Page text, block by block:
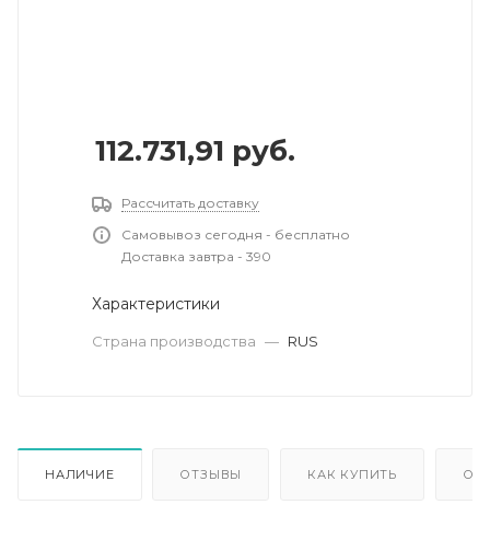
112.731,91 руб.
Рассчитать доставку
Самовывоз сегодня - бесплатно
Доставка завтра - 390
Характеристики
Страна производства — RUS
НАЛИЧИЕ ОТЗЫВЫ КАК КУПИТЬ